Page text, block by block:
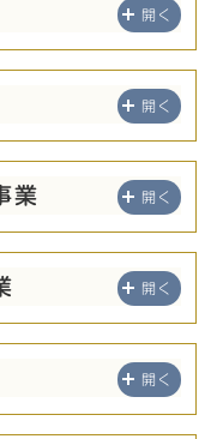
開く
開く
業 開く
開く
開く